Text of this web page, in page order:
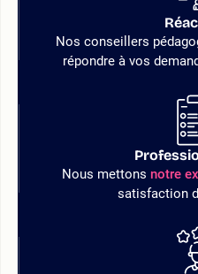
Nos conseillers
répondre à vos
Nous mettons notre
satisfaction